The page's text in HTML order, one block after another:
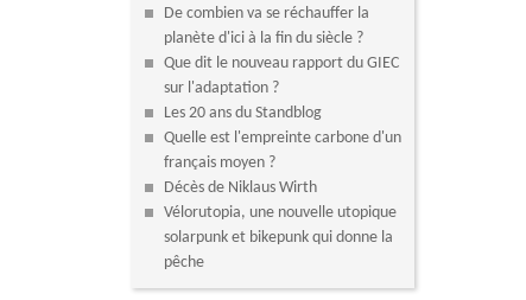
De combien va se réchauffer la
planète d'ici à la fin du siècle ?
Que dit le nouveau rapport du GIEC
sur l'adaptation ?
Les 20 ans du Standblog
Quelle est l'empreinte carbone d'un
français moyen ?
Décès de Niklaus Wirth
Vélorutopia, une nouvelle utopique
solarpunk et bikepunk qui donne la
pêche